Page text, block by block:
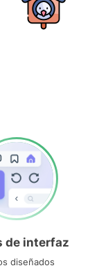
de interfaz
diseñados